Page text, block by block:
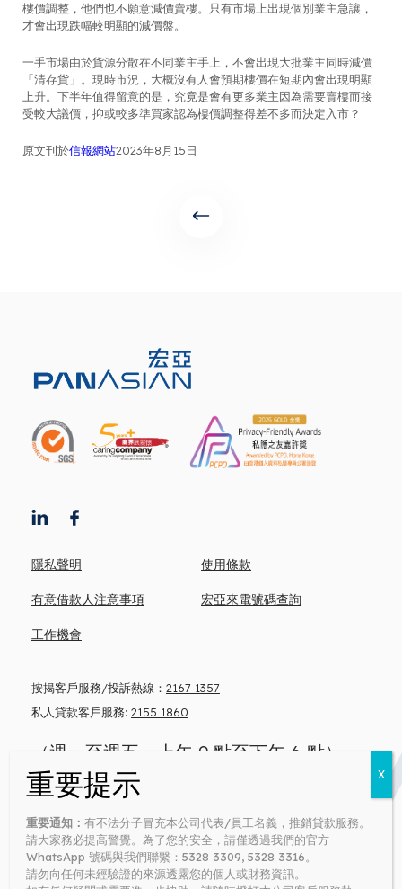
樓價調整，他們也不願意減價賣樓。只有市場上出現個別業主急讓，
才會出現跌幅較明顯的減價盤。
一手市場由於貨源分散在不同業主手上，不會出現大批業主同時減價
「清存貨」。現時市況，大概沒有人會預期樓價在短期內會出現明顯
上升。下半年值得留意的是，究竟是會有更多業主因為需要賣樓而接
受較大議價，抑或較多準買家認為樓價調整得差不多而決定入市？
原文刊於信報網站2023年8月15日
按揭客戶服務/投訴熱線： 2167 1357
私人貸款客戶服務: 2155 1860
（週一至週五，上午 9 點至下午 6 點）
Money lender’s license no: 0371/2026
隱私聲明 使用條款
有意借款人注意事項 宏亞來電號碼查詢
工作機會
重要通知：有不法分子冒充本公司代表/員工名義，推銷貸款服務。
請大家務必提高警覺。為了您的安全，請僅透過我們的官方
WhatsApp 號碼與我們聯繫：5328 3309, 5328 3316。
請勿向任何未經驗證的來源透露您的個人或財務資訊。